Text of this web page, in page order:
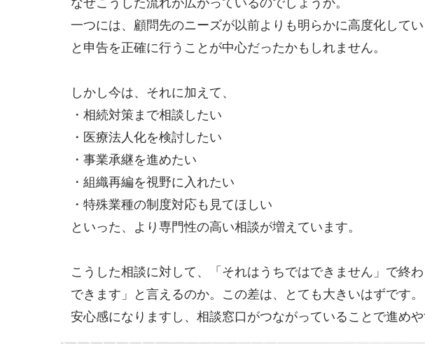
一つには、顧問先のニーズが以前よりも明らかに高度化して
と申告を正確に行うことが中心だったかもしれません。
しかし今は、それに加えて、
・相続対策まで相談したい
・医療法人化を検討したい
・事業承継を進めたい
・組織再編を視野に入れたい
・特殊業種の制度対応も見てほしい
といった、より専門性の高い相談が増えています。
こうした相談に対して、「それはうちではできません」で終
できます」と言えるのか。この差は、とても大きいはずです
安心感になりますし、相談窓口がつながっていることで進めや